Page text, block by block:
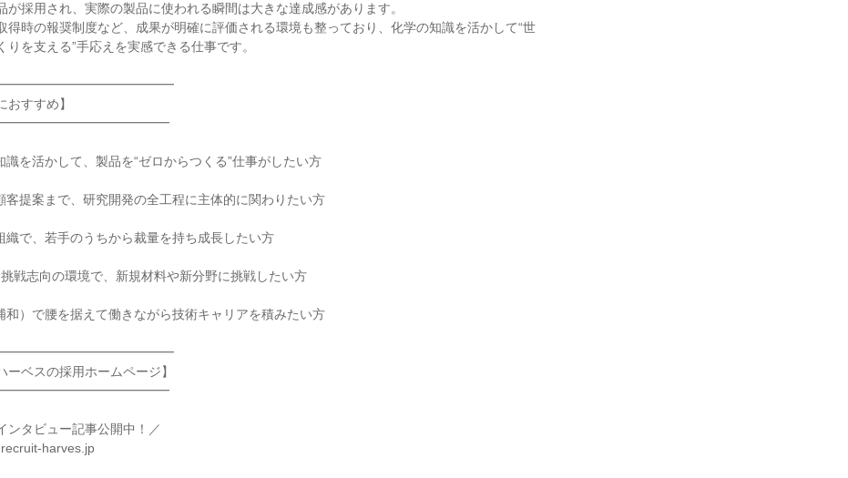
が採用され、実際の製品に使われる瞬間は大きな達成感があります。
得時の報奨制度など、成果が明確に評価される環境も整っており、化学の知識を活かして“世
りを支える”手応えを実感できる仕事です。
おすすめ】
識を活かして、製品を“ゼロからつくる”仕事がしたい方
客提案まで、研究開発の全工程に主体的に関わりたい方
織で、若手のうちから裁量を持ち成長したい方
戦志向の環境で、新規材料や新分野に挑戦したい方
和）で腰を据えて働きながら技術キャリアを積みたい方
ーベスの採用ホームページ】
ンタビュー記事公開中！／
harves.jp